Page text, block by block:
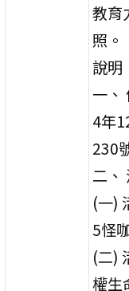
教育
照。
說明
一、
4年
230
二、
(一)
5怪
(二)
權生